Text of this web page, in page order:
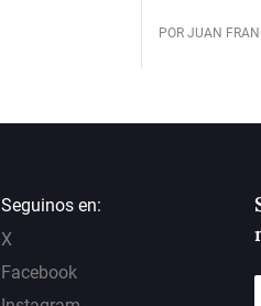
POR JUAN
Seguinos en:
X
Facebook